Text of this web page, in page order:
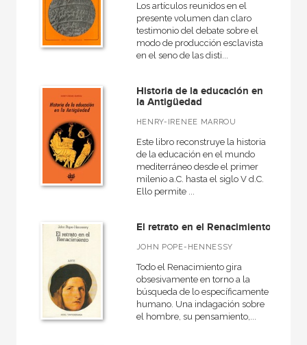
Los artículos reunidos en el
presente volumen dan claro
testimonio del debate sobre el
modo de producción esclavista
en el seno de las disti...
Historia de la educación en
la Antigüedad
HENRY-IRENEE MARROU
Este libro reconstruye la historia
de la educación en el mundo
mediterráneo desde el primer
milenio a.C. hasta el siglo V d.C.
Ello permite ...
El retrato en el Renacimiento
JOHN POPE-HENNESSY
Todo el Renacimiento gira
obsesivamente en torno a la
búsqueda de lo específicamente
humano. Una indagación sobre
el hombre, su pensamiento,...